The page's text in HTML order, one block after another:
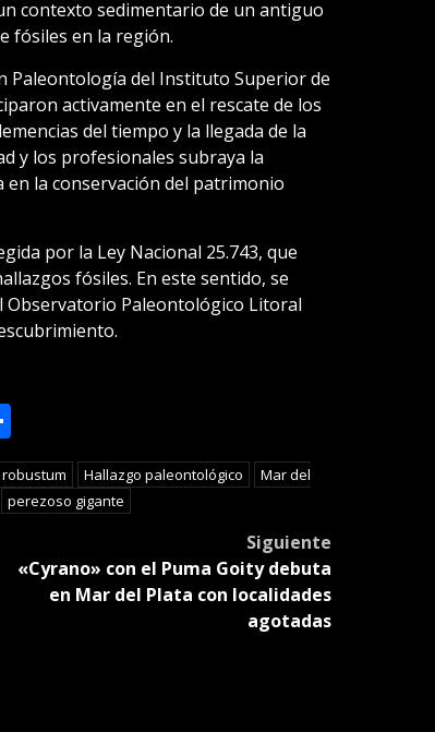
contexto sedimentario de un antiguo
fósiles en la región.
Paleontología del Instituto Superior de
activamente en el rescate de los
del tiempo y la llegada de la
y los profesionales subraya la
la conservación del patrimonio
por la Ley Nacional 25.743, que
fósiles. En este sentido, se
Observatorio Paleontológico Litoral
Compartir
Hallazgo paleontológico
Mar del
perezoso gigante
Siguiente
«Cyrano» con el Puma Goity debuta
en Mar del Plata con localidades
agotadas